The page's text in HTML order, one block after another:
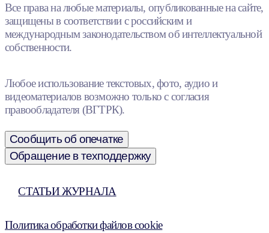
Все права на любые материалы, опубликованные на сайте,
защищены в соответствии с российским и
международным законодательством об интеллектуальной
собственности.
Любое использование текстовых, фото, аудио и
видеоматериалов возможно только с согласия
правообладателя (ВГТРК).
Сообщить об опечатке
Обращение в техподдержку
СТАТЬИ ЖУРНАЛА
Политика обработки файлов cookie